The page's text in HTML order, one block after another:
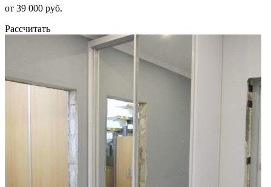
от 39 000 руб.
Рассчитать